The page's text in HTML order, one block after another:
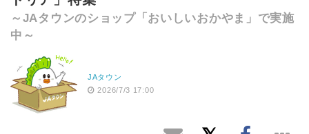
～JAタウンのショップ「おいしいおかやま」で実施
中～
JAタウン
2026/7/3 17:00